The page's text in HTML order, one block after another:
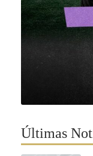
Últimas